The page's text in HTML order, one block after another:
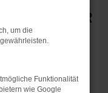
– IHR
um die
Funktionalität
wie Google